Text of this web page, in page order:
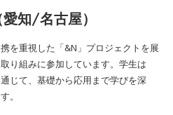
知/名古屋）
を重視した「&N」プロジェクトを展
り組みに参加しています。学生は
じて、基礎から応用まで学びを深
。